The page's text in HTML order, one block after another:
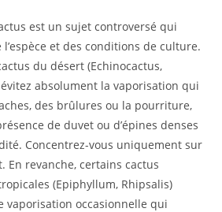
est un sujet controversé qui
et des conditions de culture.
du désert (Echinocactus,
absolument la vaporisation qui
des brûlures ou la pourriture,
de duvet ou d’épines denses
Concentrez-vous uniquement sur
En revanche, certains cactus
(Epiphyllum, Rhipsalis)
vaporisation occasionnelle qui